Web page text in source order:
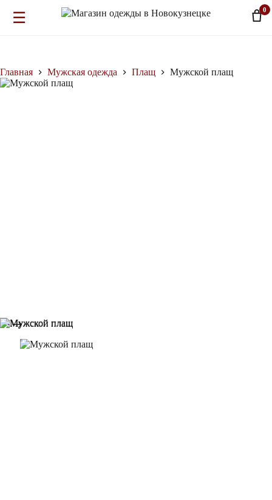
☰ 0
Главная
Мужская одежда Плащ Мужской плащ